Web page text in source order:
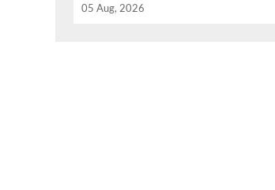
05 Aug, 2026